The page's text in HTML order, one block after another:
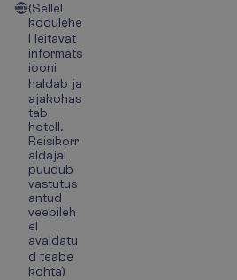
(Sellel
kodulehe
l leitavat
informats
iooni
haldab ja
ajakohas
tab
hotell.
Reisikorr
aldajal
puudub
vastutus
antud
veebileh
el
avaldatu
d teabe
kohta)